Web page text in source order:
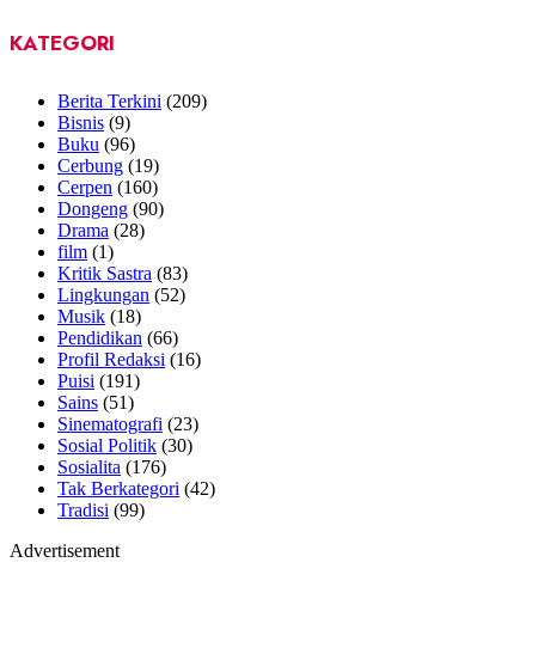
KATEGORI
Berita Terkini (209)
Bisnis (9)
Buku (96)
Cerbung (19)
Cerpen (160)
Dongeng (90)
Drama (28)
film (1)
Kritik Sastra (83)
Lingkungan (52)
Musik (18)
Pendidikan (66)
Profil Redaksi (16)
Puisi (191)
Sains (51)
Sinematografi (23)
Sosial Politik (30)
Sosialita (176)
Tak Berkategori (42)
Tradisi (99)
Advertisement